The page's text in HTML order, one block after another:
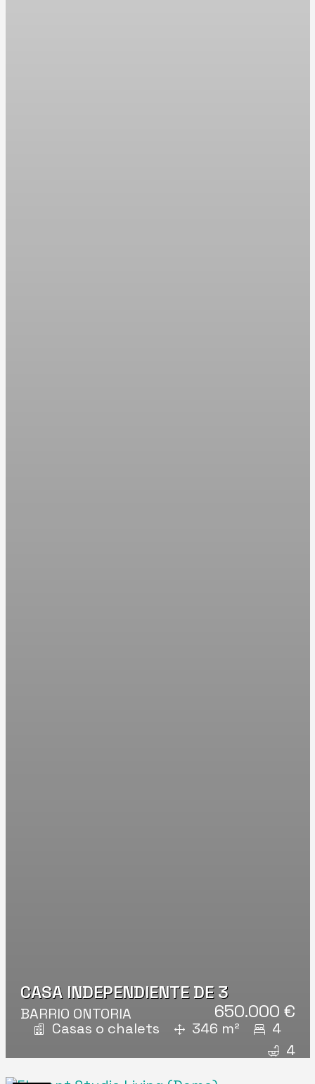
CASA INDEPENDIENTE DE 3
BARRIO ONTORIA 650.000 €
Casas o chalets 346 m²
4
4